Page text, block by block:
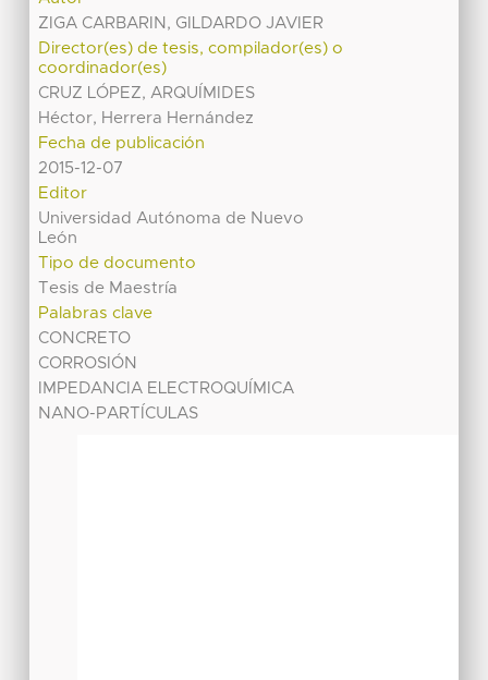
ZIGA CARBARIN, GILDARDO JAVIER
Director(es) de tesis, compilador(es) o
coordinador(es)
CRUZ LÓPEZ, ARQUÍMIDES
Héctor, Herrera Hernández
Fecha de publicación
2015-12-07
Editor
Universidad Autónoma de Nuevo
León
Tipo de documento
Tesis de Maestría
Palabras clave
CONCRETO
CORROSIÓN
IMPEDANCIA ELECTROQUÍMICA
NANO-PARTÍCULAS